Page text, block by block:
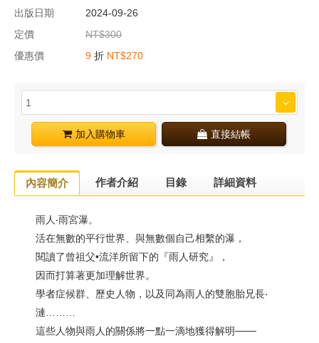
出版日期
2024-09-26
定價
NT$300
優惠價
9 折 NT$270
加入購物車 直接結帳
內容簡介 作者介紹 目錄 詳細資料
雨人‧雨宮瀑。
活在無數的平行世界、與無數個自己相繫的瀑，
閱讀了曾祖父•流洋所留下的『雨人研究』，
因而打算著更加理解世界。
學者症候群、歷史人物，以及同為雨人的雙胞胎兄長‧
漣………
這些人物與雨人的關係將一點一滴地獲得解明───